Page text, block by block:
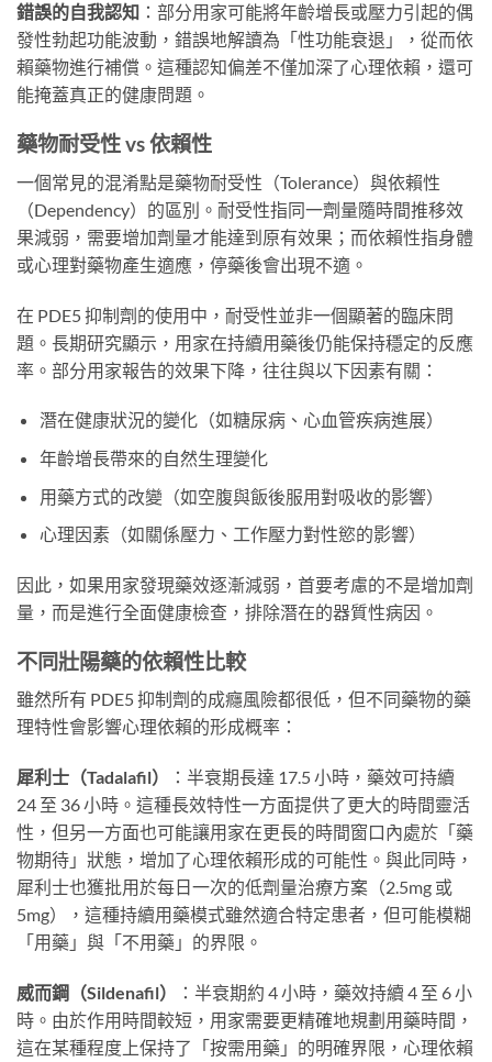
錯誤的自我認知 ：部分用家可能將年齡增長或壓力引起的偶
發性勃起功能波動，錯誤地解讀為「性功能衰退」，從而依
賴藥物進行補償。這種認知偏差不僅加深了心理依賴，還可
能掩蓋真正的健康問題。
藥物耐受性 vs 依賴性
一個常見的混淆點是藥物耐受性（Tolerance）與依賴性
（Dependency）的區別。耐受性指同一劑量隨時間推移效
果減弱，需要增加劑量才能達到原有效果；而依賴性指身體
或心理對藥物產生適應，停藥後會出現不適。
在 PDE5 抑制劑的使用中，耐受性並非一個顯著的臨床問
題。長期研究顯示，用家在持續用藥後仍能保持穩定的反應
率。部分用家報告的效果下降，往往與以下因素有關：
潛在健康狀況的變化（如糖尿病、心血管疾病進展）
年齡增長帶來的自然生理變化
用藥方式的改變（如空腹與飯後服用對吸收的影響）
心理因素（如關係壓力、工作壓力對性慾的影響）
因此，如果用家發現藥效逐漸減弱，首要考慮的不是增加劑
量，而是進行全面健康檢查，排除潛在的器質性病因。
不同壯陽藥的依賴性比較
雖然所有 PDE5 抑制劑的成癮風險都很低，但不同藥物的藥
理特性會影響心理依賴的形成概率：
犀利士（Tadalafil）
：半衰期長達 17.5 小時，藥效可持續
24 至 36 小時。這種長效特性一方面提供了更大的時間靈活
性，但另一方面也可能讓用家在更長的時間窗口內處於「藥
物期待」狀態，增加了心理依賴形成的可能性。與此同時，
犀利士也獲批用於每日一次的低劑量治療方案（2.5mg 或
5mg），這種持續用藥模式雖然適合特定患者，但可能模糊
「用藥」與「不用藥」的界限。
威而鋼（Sildenafil）
：半衰期約 4 小時，藥效持續 4 至 6 小
時。由於作用時間較短，用家需要更精確地規劃用藥時間，
這在某種程度上保持了「按需用藥」的明確界限，心理依賴